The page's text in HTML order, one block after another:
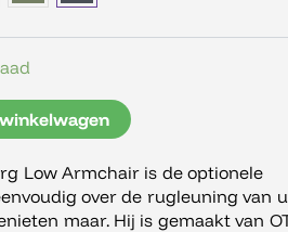
Low Armchair is de optionele
over de rugleuning van
maar. Hij is gemaakt van